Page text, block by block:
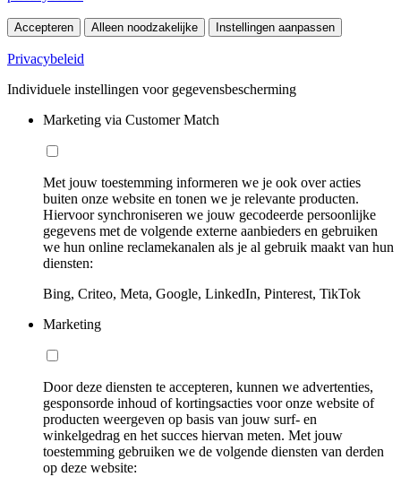
Accepteren Alleen noodzakelijke Instellingen aanpassen
Privacybeleid
Individuele instellingen voor gegevensbescherming
Marketing via Customer Match
Met jouw toestemming informeren we je ook over acties
buiten onze website en tonen we je relevante producten.
Hiervoor synchroniseren we jouw gecodeerde persoonlijke
gegevens met de volgende externe aanbieders en gebruiken
we hun online reclamekanalen als je al gebruik maakt van hun
diensten:
Bing, Criteo, Meta, Google, LinkedIn, Pinterest, TikTok
Marketing
Door deze diensten te accepteren, kunnen we advertenties,
gesponsorde inhoud of kortingsacties voor onze website of
producten weergeven op basis van jouw surf- en
winkelgedrag en het succes hiervan meten. Met jouw
toestemming gebruiken we de volgende diensten van derden
op deze website: